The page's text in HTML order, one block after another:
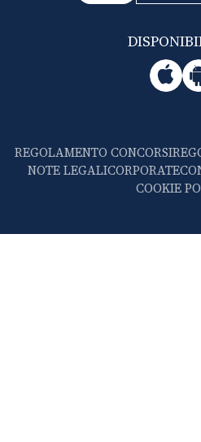
REGOLAMENTO CONCORSI
NOTE LEGALICORPORATE
COOKIE